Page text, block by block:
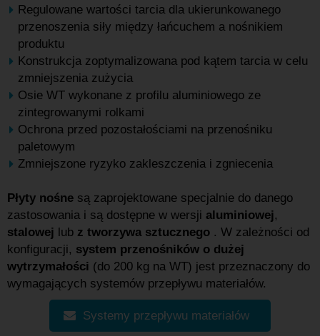
Regulowane wartości tarcia dla ukierunkowanego
przenoszenia siły między łańcuchem a nośnikiem
produktu
Konstrukcja zoptymalizowana pod kątem tarcia w celu
zmniejszenia zużycia
Osie WT wykonane z profilu aluminiowego ze
zintegrowanymi rolkami
Ochrona przed pozostałościami na przenośniku
paletowym
Zmniejszone ryzyko zakleszczenia i zgniecenia
Płyty nośne są zaprojektowane specjalnie do danego
zastosowania i są dostępne w wersji aluminiowej,
stalowej lub z tworzywa sztucznego . W zależności od
konfiguracji, system przenośników o dużej
wytrzymałości (do 200 kg na WT) jest przeznaczony do
wymagających systemów przepływu materiałów.
Systemy przepływu materiałów